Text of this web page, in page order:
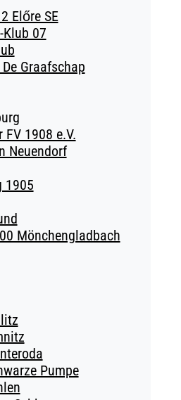
Előre SE
07
Graafschap
1908 e.V.
Neuendorf
1905
Mönchengladbach
Pumpe